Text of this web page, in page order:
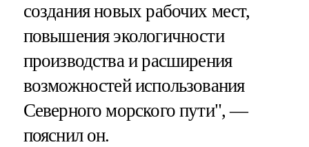
создания новых рабочих мест,
повышения экологичности
производства и расширения
возможностей использования
Северного морского пути", —
пояснил он.